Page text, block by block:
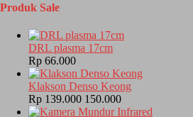
Produk Sale
DRL plasma 17cm
Rp 66.000
Klakson Denso Keong
Rp 139.000 150.000